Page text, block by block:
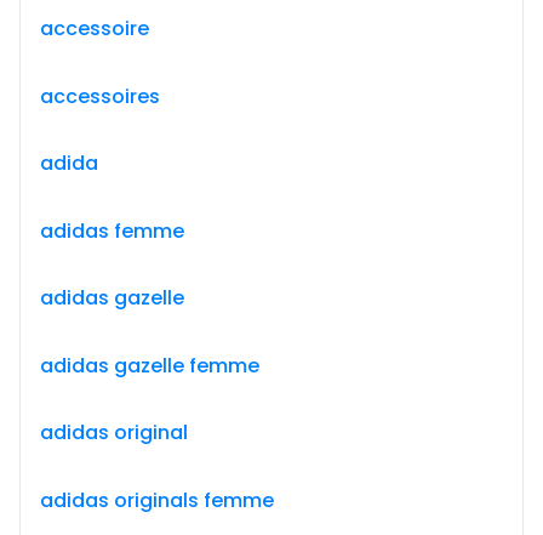
accessoire
accessoires
adida
adidas femme
adidas gazelle
adidas gazelle femme
adidas original
adidas originals femme